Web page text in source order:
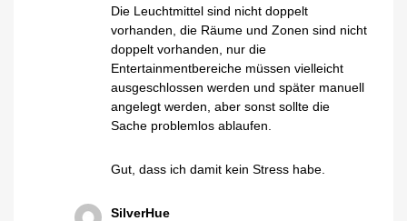
Die Leuchtmittel sind nicht doppelt
vorhanden, die Räume und Zonen sind nicht
doppelt vorhanden, nur die
Entertainmentbereiche müssen vielleicht
ausgeschlossen werden und später manuell
angelegt werden, aber sonst sollte die
Sache problemlos ablaufen.
Gut, dass ich damit kein Stress habe.
SilverHue